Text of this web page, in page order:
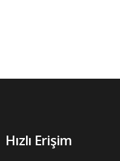
Hızlı Erişim